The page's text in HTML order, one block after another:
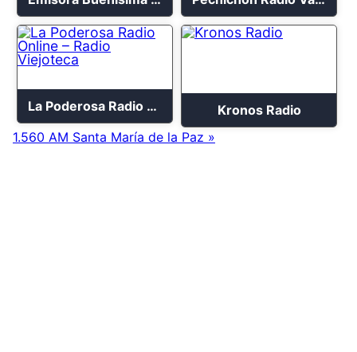
La Poderosa Radio Online – Radio Viejoteca
Kronos Radio
1.560 AM Santa María de la Paz »